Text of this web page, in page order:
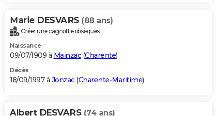
Marie DESVARS (88 ans)
Créer une cagnotte obsèques
Naissance
09/07/1909 à Mainzac(Charente)
Décès
18/09/1997 à Jonzac(Charente-Maritime)
Albert DESVARS (74 ans)